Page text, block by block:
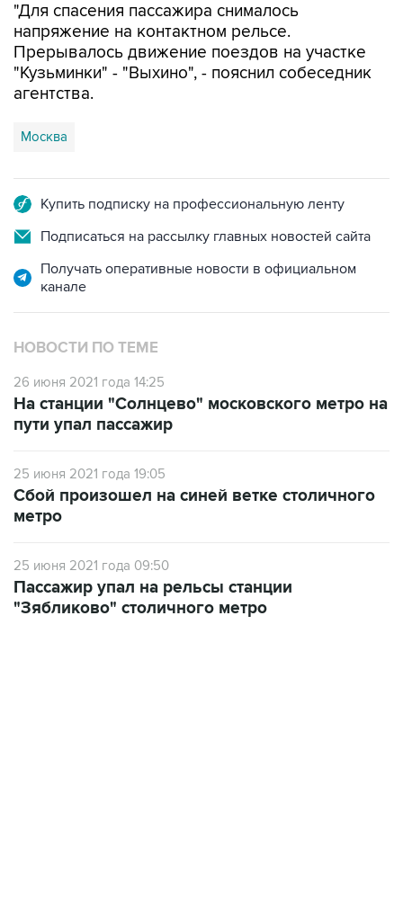
"Для спасения пассажира снималось
напряжение на контактном рельсе.
Прерывалось движение поездов на участке
"Кузьминки" - "Выхино", - пояснил собеседник
агентства.
Москва
Купить подписку на профессиональную ленту
Подписаться на рассылку главных новостей сайта
Получать оперативные новости в официальном
канале
НОВОСТИ ПО ТЕМЕ
26 июня 2021 года 14:25
На станции "Солнцево" московского метро на
пути упал пассажир
25 июня 2021 года 19:05
Сбой произошел на синей ветке столичного
метро
25 июня 2021 года 09:50
Пассажир упал на рельсы станции
"Зябликово" столичного метро